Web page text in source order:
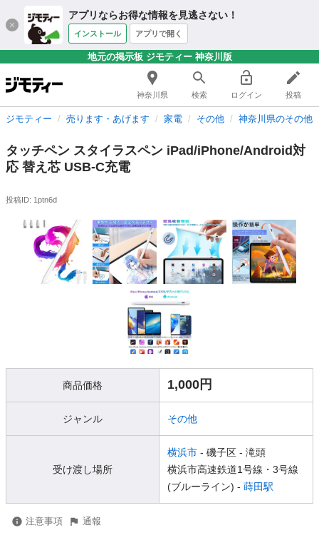
アプリならお得な情報を見逃さない！
インストール アプリで開く
地元の掲示板 ジモティー 神奈川版
神奈川県 検索 ログイン 投稿
ジモティー 売ります・あげます 家電 その他 神奈川県のその他
タッチペン スタイラスペン iPad/iPhone/Android対
応 替え芯 USB-C充電
投稿ID: 1ptn6d
商品価格 1,000円
ジャンル その他
受け渡し場所
横浜市 - 磯子区 - 滝頭
横浜市高速鉄道1号線・3号線
(ブルーライン) - 蒔田駅
注意事項 通報